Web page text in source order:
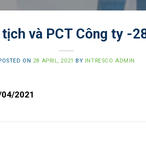
tịch và PCT Công ty -
ON 28 APRIL, 2021 BY INTRESCO ADMIN
2021